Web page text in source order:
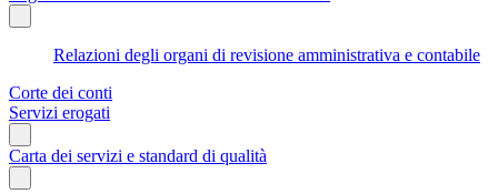
Relazioni degli organi di revisione amministrativa e contabile
Corte dei conti
Servizi erogati
Carta dei servizi e standard di qualità